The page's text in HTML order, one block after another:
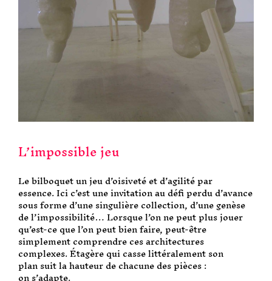
L’impossible jeu
Le bilboquet un jeu d’oisiveté et d’agilité par
essence. Ici c’est une invitation au défi perdu d’avance
sous forme d’une singulière collection, d’une genèse
de l’impossibilité… Lorsque l’on ne peut plus jouer
qu’est-ce que l’on peut bien faire, peut-être
simplement comprendre ces architectures
complexes. Étagère qui casse littéralement son
plan suit la hauteur de chacune des pièces :